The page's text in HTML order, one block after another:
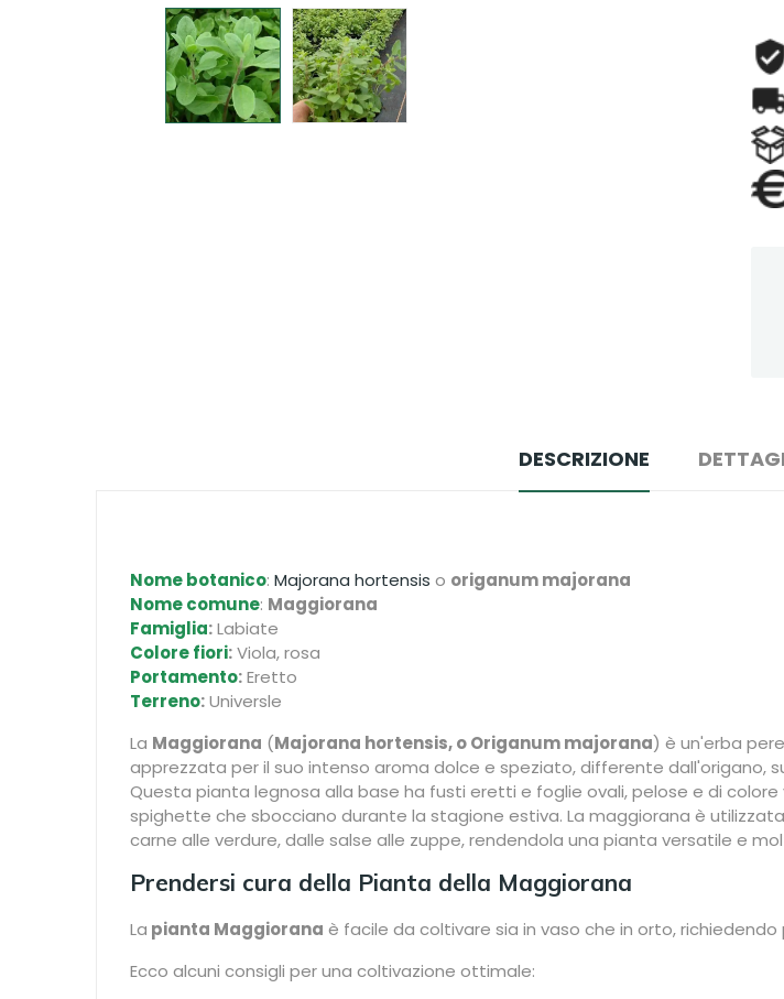
DESCRIZIONE
Nome botanico: Majorana hortensis o origanum majorana
Nome comune: Maggiorana
Famiglia:Labiate
Colore fiori:Viola, rosa
Portamento:Eretto
Terreno:Universle
La Maggiorana (Majorana hortensis, o Origanum majorana) è un'erba
apprezzata per il suo intenso aroma dolce e speziato, differente dall'origano,
Questa pianta legnosa alla base ha fusti eretti e foglie ovali, pelose e di
spighette che sbocciano durante la stagione estiva. La maggiorana è
carne alle verdure, dalle salse alle zuppe, rendendola una pianta versatile e
Prendersi cura della Pianta della Maggiorana
La pianta Maggiorana è facile da coltivare sia in vaso che in orto,
Ecco alcuni consigli per una coltivazione ottimale: